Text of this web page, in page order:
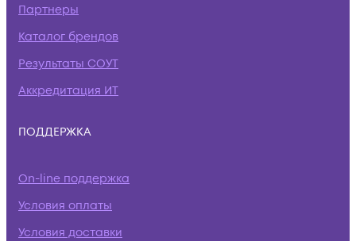
Партнеры
Каталог брендов
Результаты СОУТ
Аккредитация ИТ
ПОДДЕРЖКА
On-line поддержка
Условия оплаты
Условия доставки